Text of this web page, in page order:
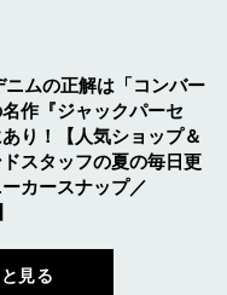
ニムの正解は「コンバー
作『ジャックパーセ
り！【人気ショップ＆
スタッフの夏の毎日更
カースナップ／
見る